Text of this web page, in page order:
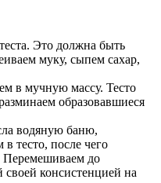
Это должна быть
муку, сыпем сахар,
в мучную массу. Тесто
образовавшиеся
водяную баню,
тесто, после чего
Перемешиваем до
консистенцией на